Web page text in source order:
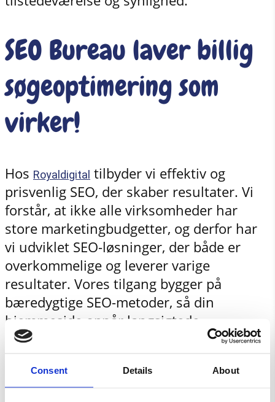
Consent Details About
SEO Bureau laver billig
søgeoptimering som
virker!
Hos Royaldigital tilbyder vi effektiv og
prisvenlig SEO, der skaber resultater. Vi
forstår, at ikke alle virksomheder har
store marketingbudgetter, og derfor har
vi udviklet SEO-løsninger, der både er
overkommelige og leverer varige
resultater. Vores tilgang bygger på
bæredygtige SEO-metoder, så din
hjemmeside opnår langsigtede
placeringer uden at gå på kompromis
etiske SEO-teknikker, der overholder
søgemaskinernes retningslinjer, hvilket